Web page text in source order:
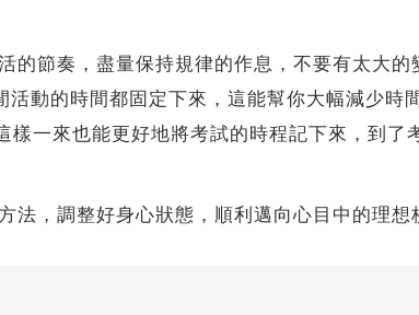
節奏，盡量保持規律的作息，不要有太大的
動的時間都固定下來，這能幫你大幅減少時
一來也能更好地將考試的時程記下來，到了
，調整好身心狀態，順利邁向心目中的理想